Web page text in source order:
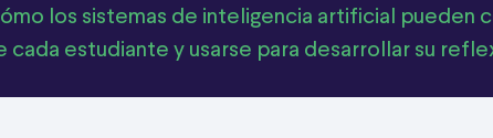
los sistemas de inteligencia artificial pueden
estudiante y usarse para desarrollar su